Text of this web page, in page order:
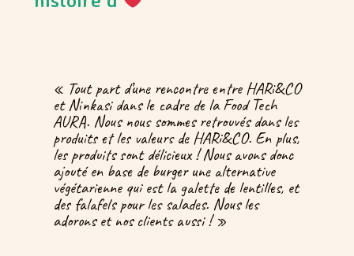
« Tout part d’une rencontre entre HARi&CO
et Ninkasi dans le cadre de la Food Tech
AURA. Nous nous sommes retrouvés dans les
produits et les valeurs de HARi&CO. En plus,
les produits sont délicieux ! Nous avons donc
ajouté en base de burger une alternative
végétarienne qui est la galette de lentilles, et
des falafels pour les salades. Nous les
adorons et nos clients aussi ! »